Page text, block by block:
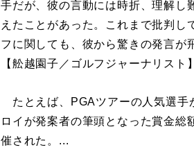
手だが、彼の言動には時折、理解し
えたことがあった。これまで批判し
フに関しても、彼から驚きの発言が
【舩越園子／ゴルフジャーナリスト】
たとえば、PGAツアーの人気選手
ロイが発案者の筆頭となった賞金
催された。...